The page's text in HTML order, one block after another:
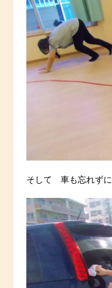
そして 車も忘れずに